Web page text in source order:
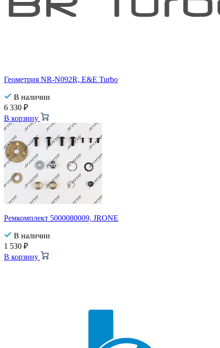
Геометрия NR-N092R, E&E Turbo
В наличии
6 330 ₽
В корзину
Ремкомплект 5000080009, JRONE
В наличии
1 530 ₽
В корзину